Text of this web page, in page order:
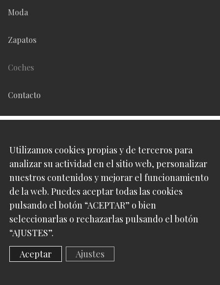
Moda
Zapatos
Coches
Contacto
Pinterest
Instagram
Web diseñada por:
Utilizamos cookies propias y de terceros para
analizar su actividad en el sitio web, personalizar
nuestros contenidos y mejorar el funcionamiento
de la web. Puedes aceptar todas las cookies
pulsando el botón “ACEPTAR” o bien
seleccionarlas o rechazarlas pulsando el botón
“AJUSTES”.
Aceptar
Ajustes